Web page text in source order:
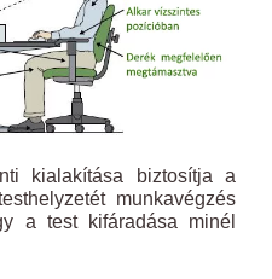
kialakítása biztosítja a
munkavégzés
a test kifáradása minél